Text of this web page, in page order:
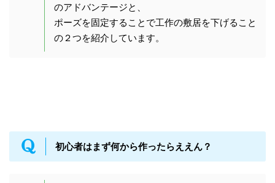
のアドバンテージと、
ポーズを固定することで工作の敷居を下げること
の２つを紹介しています。
初心者はまず何から作ったらええん？